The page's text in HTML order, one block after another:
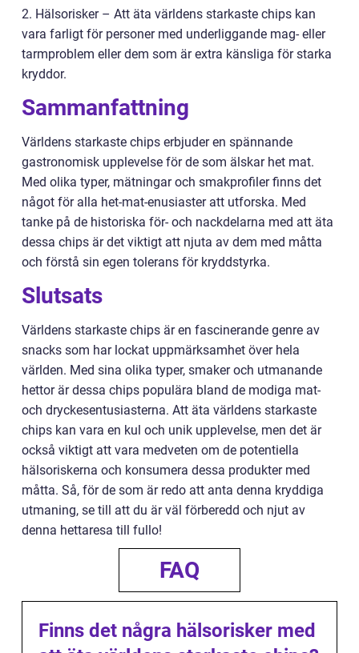
2. Hälsorisker – Att äta världens starkaste chips kan
vara farligt för personer med underliggande mag- eller
tarmproblem eller dem som är extra känsliga för starka
kryddor.
Sammanfattning
Världens starkaste chips erbjuder en spännande
gastronomisk upplevelse för de som älskar het mat.
Med olika typer, mätningar och smakprofiler finns det
något för alla het-mat-enusiaster att utforska. Med
tanke på de historiska för- och nackdelarna med att äta
dessa chips är det viktigt att njuta av dem med måtta
och förstå sin egen tolerans för kryddstyrka.
Slutsats
Världens starkaste chips är en fascinerande genre av
snacks som har lockat uppmärksamhet över hela
världen. Med sina olika typer, smaker och utmanande
hettor är dessa chips populära bland de modiga mat-
och dryckesentusiasterna. Att äta världens starkaste
chips kan vara en kul och unik upplevelse, men det är
också viktigt att vara medveten om de potentiella
hälsoriskerna och konsumera dessa produkter med
måtta. Så, för de som är redo att anta denna kryddiga
utmaning, se till att du är väl förberedd och njut av
denna hettaresa till fullo!
FAQ
Finns det några hälsorisker med